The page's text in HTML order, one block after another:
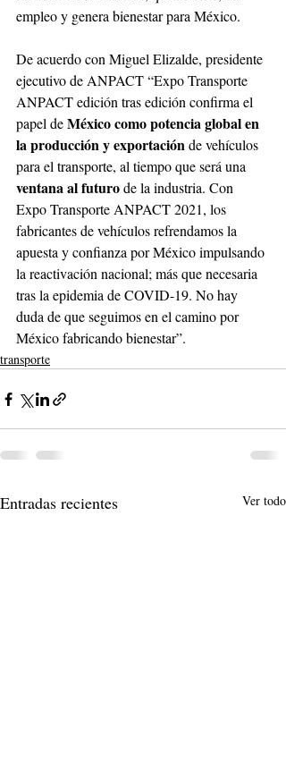
empleo y genera bienestar para México.
De acuerdo con Miguel Elizalde, presidente
ejecutivo de ANPACT “Expo Transporte
ANPACT edición tras edición confirma el
papel de México como potencia global en
la producción y exportación de vehículos
para el transporte, al tiempo que será una
ventana al futuro de la industria. Con
Expo Transporte ANPACT 2021, los
fabricantes de vehículos refrendamos la
apuesta y confianza por México impulsando
la reactivación nacional; más que necesaria
tras la epidemia de COVID-19. No hay
duda de que seguimos en el camino por
México fabricando bienestar”.
transporte
Entradas recientes Ver todo